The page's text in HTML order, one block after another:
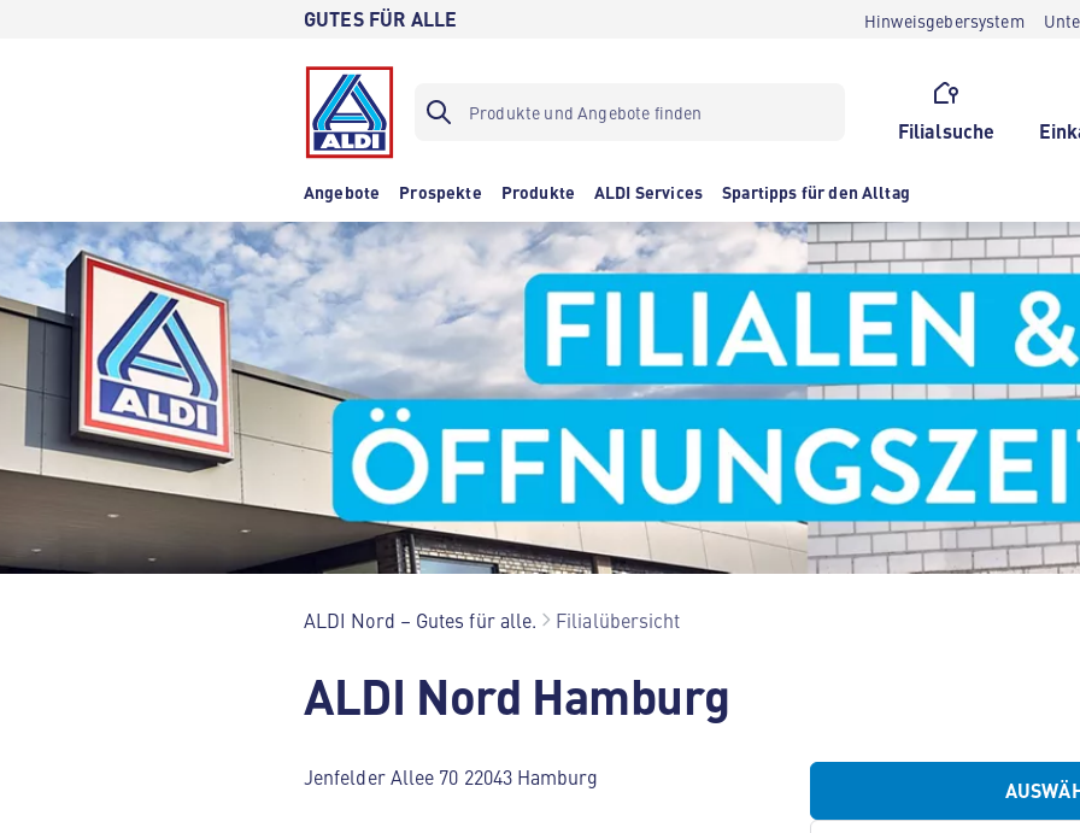
GUTES FÜR ALLE Hinweisgebersystem
Filialsuche
Angebote Prospekte Produkte ALDI Services Spartipps für den Alltag
ALDI Nord – Gutes für alle. Filialübersicht
ALDI Nord Hamburg
Jenfelder Allee 70 22043 Hamburg